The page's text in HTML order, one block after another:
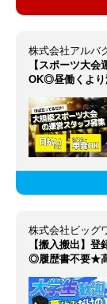
株式会社アル
【スポーツ大
OK◎昼働くより
【搬入搬出】
◎履歴書不要★